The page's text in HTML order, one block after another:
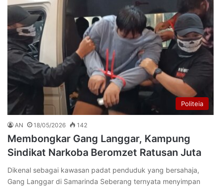
Politeia
AN 18/05/2026 142
Membongkar Gang Langgar, Kampung
Sindikat Narkoba Beromzet Ratusan Juta
Dikenal sebagai kawasan padat penduduk yang bersahaja,
Gang Langgar di Samarinda Seberang ternyata menyimpan